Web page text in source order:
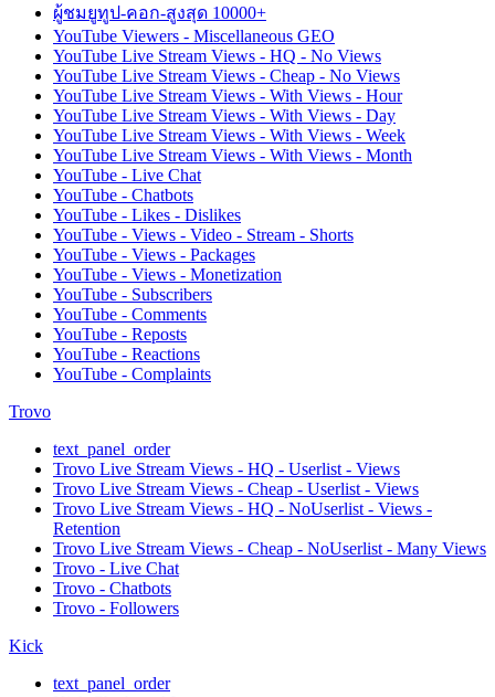
ผู้ชมยูทูป-คอก-สูงสุด 10000+
YouTube Viewers - Miscellaneous GEO
YouTube Live Stream Views - HQ - No Views
YouTube Live Stream Views - Cheap - No Views
YouTube Live Stream Views - With Views - Hour
YouTube Live Stream Views - With Views - Day
YouTube Live Stream Views - With Views - Week
YouTube Live Stream Views - With Views - Month
YouTube - Live Chat
YouTube - Chatbots
YouTube - Likes - Dislikes
YouTube - Views - Video - Stream - Shorts
YouTube - Views - Packages
YouTube - Views - Monetization
YouTube - Subscribers
YouTube - Comments
YouTube - Reposts
YouTube - Reactions
YouTube - Complaints
Trovo
text_panel_order
Trovo Live Stream Views - HQ - Userlist - Views
Trovo Live Stream Views - Cheap - Userlist - Views
Trovo Live Stream Views - HQ - NoUserlist - Views -
Retention
Trovo Live Stream Views - Cheap - NoUserlist - Many Views
Trovo - Live Chat
Trovo - Chatbots
Trovo - Followers
Kick
text_panel_order